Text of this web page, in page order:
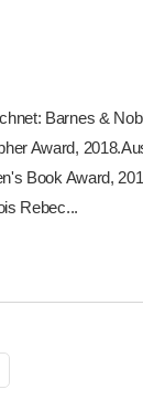
Barnes &
Award,
Book Award,
Rebec...